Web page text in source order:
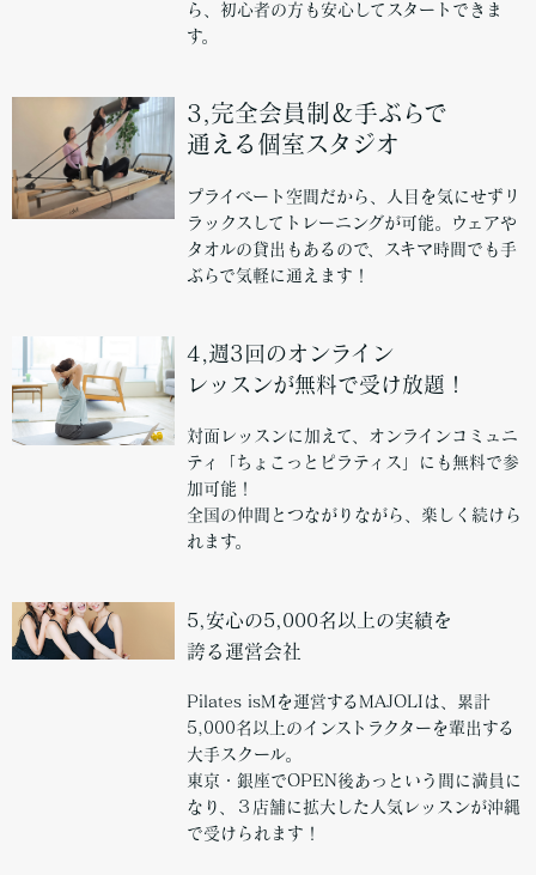
ら、初心者の方も安心してスタートできま
す。
3,完全会員制＆手ぶらで
通える個室スタジオ
プライベート空間だから、人目を気にせずリ
ラックスしてトレーニングが可能。ウェアや
タオルの貸出もあるので、スキマ時間でも手
ぶらで気軽に通えます！
4,週3回のオンライン
レッスンが無料で受け放題！
対面レッスンに加えて、オンラインコミュニ
ティ「ちょこっとピラティス」にも無料で参
加可能！
全国の仲間とつながりながら、楽しく続けら
れます。
5,安心の5,000名以上の実績を
誇る運営会社
Pilates isMを運営するMAJOLIは、累計
5,000名以上のインストラクターを輩出する
大手スクール。
東京・銀座でOPEN後あっという間に満員に
なり、３店舗に拡大した人気レッスンが沖縄
で受けられます！